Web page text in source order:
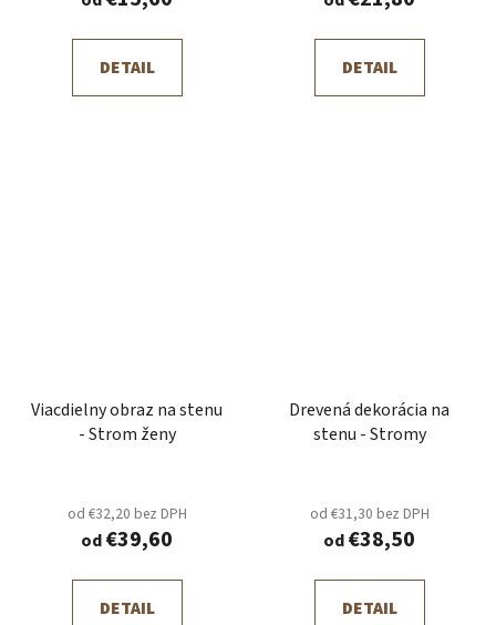
DETAIL DETAIL
Viacdielny obraz na stenu
- Strom ženy
od €32,20 bez DPH
od€39,60
DETAIL
Drevená dekorácia na
stenu - Stromy
od €31,30 bez DPH
od€38,50
DETAIL